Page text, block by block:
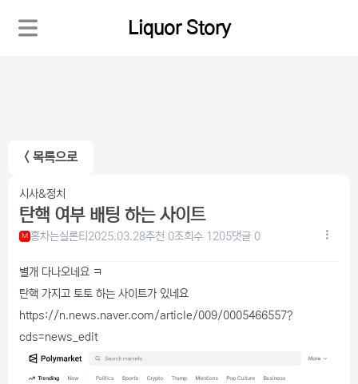
Liquor Story
< 목록으로
시사&정치
탄핵 여부 배팅 하는 사이트
M 홍차는실론티 2025.03.28추천 0조회수 1205댓글 0
별개 다나오네요 ㅋ
탄핵 가지고 토토 하는 사이트가 있네요
https://n.news.naver.com/article/009/0005466557?
cds=news_edit